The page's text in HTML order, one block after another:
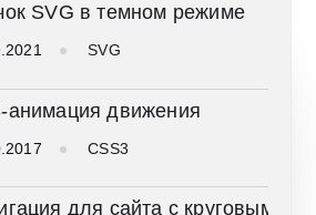
SVG в темном режиме
SVG
анимация движения
CSS3
для сайта с круговым